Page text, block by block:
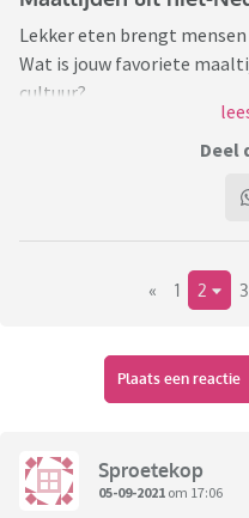
Lekker eten brengt
Wat is jouw favoriete
cultuur?
Ik heb meerdere favorieten:
Italiaanse en Chinese
Indonesische restaurants
Deel
« 1 2 3
Plaats een reactie
Sproetekop
05-09-2021 om 17:06